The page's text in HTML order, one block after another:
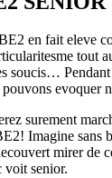
en fait eleve
tout
soucis…
evoquer
surement
Imagine sans
mirer de
senior.